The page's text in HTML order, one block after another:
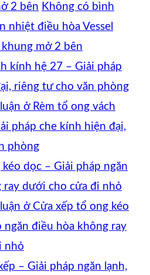
2 bên Không có bình
nhiệt điều hòa Vessel
mở 2 bên
kính hệ 27 – Giải pháp
riêng tư cho văn phòng
ở Rèm tổ ong vách
pháp che kính hiện đại,
phòng
dọc – Giải pháp ngăn
ray dưới cho cửa đi nhỏ
ở Cửa xếp tổ ong kéo
ngăn điều hòa không ray
nhỏ
– Giải pháp ngăn lạnh,